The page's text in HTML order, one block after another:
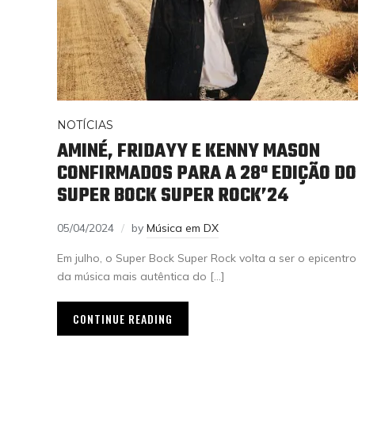
NOTÍCIAS
AMINÉ, FRIDAYY E KENNY MASON
CONFIRMADOS PARA A 28ª EDIÇÃO DO
SUPER BOCK SUPER ROCK’24
05/04/2024 by Música em DX
Em julho, o Super Bock Super Rock volta a ser o epicentro
da música mais autêntica do […]
CONTINUE READING